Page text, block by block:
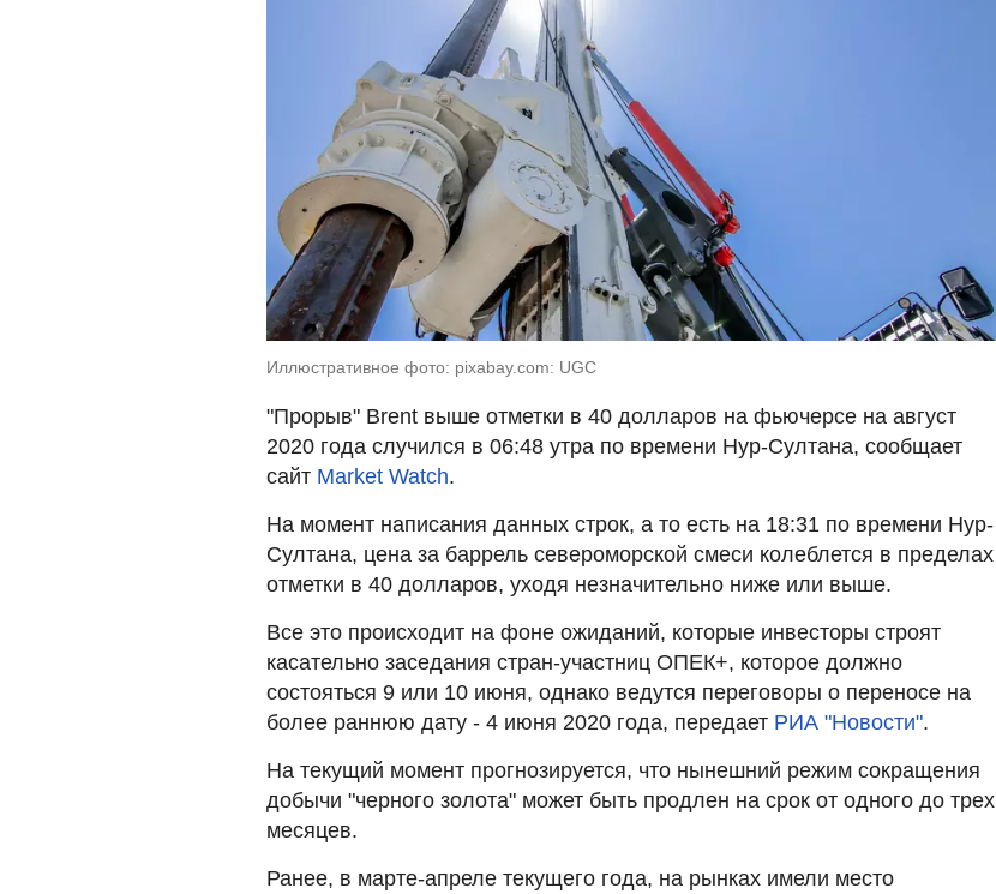
Иллюстративное фото: pixabay.com: UGC
"Прорыв" Brent выше отметки в 40 долларов на фьючерсе на август
2020 года случился в 06:48 утра по времени Нур-Султана, сообщает
сайт Market Watch.
На момент написания данных строк, а то есть на 18:31 по времени Нур-
Султана, цена за баррель североморской смеси колеблется в пределах
отметки в 40 долларов, уходя незначительно ниже или выше.
Все это происходит на фоне ожиданий, которые инвесторы строят
касательно заседания стран-участниц ОПЕК+, которое должно
состояться 9 или 10 июня, однако ведутся переговоры о переносе на
более раннюю дату - 4 июня 2020 года, передает РИА "Новости".
На текущий момент прогнозируется, что нынешний режим сокращения
добычи "черного золота" может быть продлен на срок от одного до трех
месяцев.
Ранее, в марте-апреле текущего года, на рынках имели место